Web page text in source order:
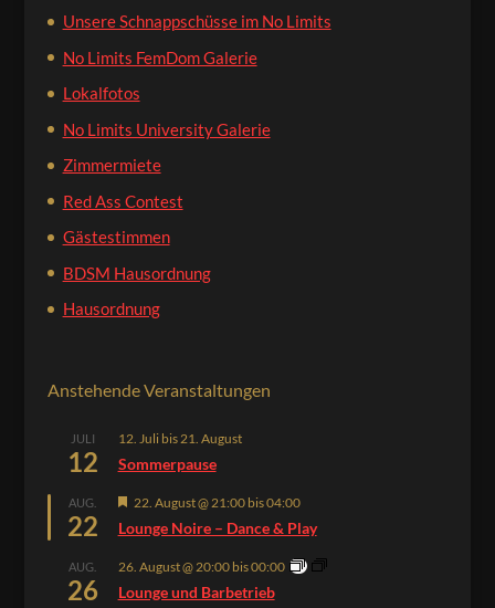
Unsere Schnappschüsse im No Limits
No Limits FemDom Galerie
Lokalfotos
No Limits University Galerie
Zimmermiete
Red Ass Contest
Gästestimmen
BDSM Hausordnung
Hausordnung
Anstehende Veranstaltungen
JULI
12
12. Julibis21. August
Sommerpause
AUG.
22
Hervorgehoben
22. August @ 21:00bis04:00
Lounge Noire – Dance & Play
AUG.
26
26. August @ 20:00bis00:00
Lounge und Barbetrieb